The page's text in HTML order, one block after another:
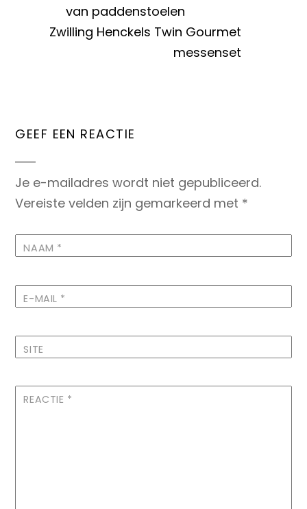
van paddenstoelen
Zwilling Henckels Twin Gourmet
messenset
GEEF EEN REACTIE
Je e-mailadres wordt niet gepubliceerd.
Vereiste velden zijn gemarkeerd met *
NAAM *
E-MAIL *
SITE
REACTIE *